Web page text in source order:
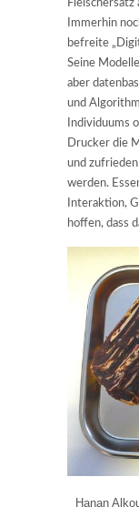
Fleischersatz
Immerhin
befreite
Seine
aber
und
Individuums
Drucker die
und
werden.
Interaktion,
hoffen, dass
Hanan